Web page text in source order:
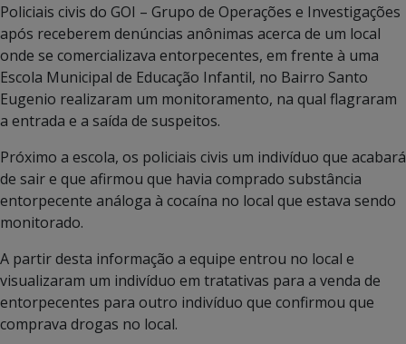
Policiais civis do GOI – Grupo de Operações e Investigações
após receberem denúncias anônimas acerca de um local
onde se comercializava entorpecentes, em frente à uma
Escola Municipal de Educação Infantil, no Bairro Santo
Eugenio realizaram um monitoramento, na qual flagraram
a entrada e a saída de suspeitos.
Próximo a escola, os policiais civis um indivíduo que acabará
de sair e que afirmou que havia comprado substância
entorpecente análoga à cocaína no local que estava sendo
monitorado.
A partir desta informação a equipe entrou no local e
visualizaram um indivíduo em tratativas para a venda de
entorpecentes para outro indivíduo que confirmou que
comprava drogas no local.